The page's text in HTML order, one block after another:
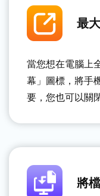
最
當您想在電腦上
幕」圖標，將手
要，您也可以關
將